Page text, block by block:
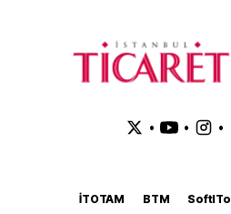
• • •
İTOTAM BTM SoftITo